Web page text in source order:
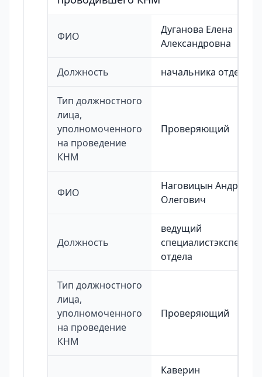
ФИО
Дуганова Елена
Александровна
Должность начальника отдела
Тип должностного
лица,
уполномоченного
на проведение
КНМ
Проверяющий
ФИО
Наговицын Андрей
Олегович
Должность
ведущий
специалистэксперт
отдела
Тип должностного
лица,
уполномоченного
на проведение
КНМ
Проверяющий
Каверин